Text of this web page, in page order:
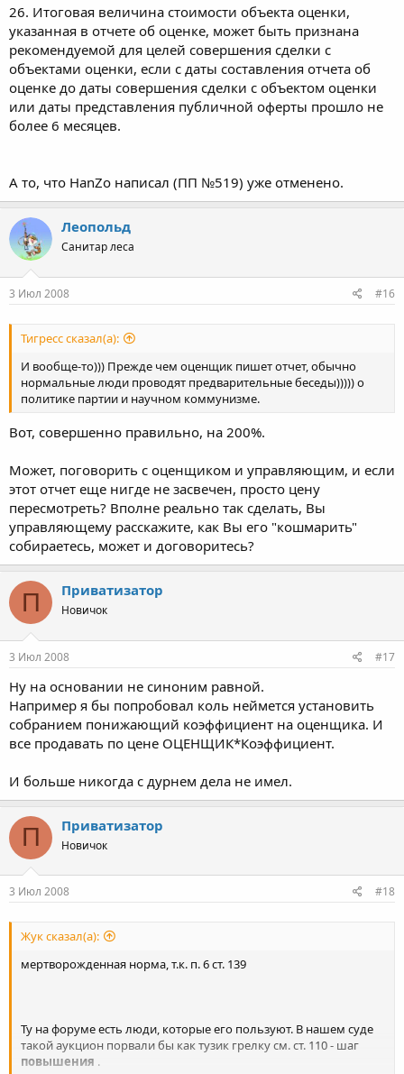
26. Итоговая величина стоимости объекта оценки,
указанная в отчете об оценке, может быть признана
рекомендуемой для целей совершения сделки с
объектами оценки, если с даты составления отчета об
оценке до даты совершения сделки с объектом оценки
или даты представления публичной оферты прошло не
более 6 месяцев.
А то, что HanZo написал (ПП №519) уже отменено.
Леопольд
Санитар леса
3 Июл 2008 #16
Тигресс сказал(а):
И вообще-то))) Прежде чем оценщик пишет отчет, обычно
нормальные люди проводят предварительные беседы))))) о
политике партии и научном коммунизме.
Вот, совершенно правильно, на 200%.
Может, поговорить с оценщиком и управляющим, и если
этот отчет еще нигде не засвечен, просто цену
пересмотреть? Вполне реально так сделать, Вы
управляющему расскажите, как Вы его "кошмарить"
собираетесь, может и договоритесь?
П Приватизатор
Новичок
3 Июл 2008 #17
Ну на основании не синоним равной.
Например я бы попробовал коль неймется установить
собранием понижающий коэффициент на оценщика. И
все продавать по цене ОЦЕНЩИК*Коэффициент.
И больше никогда с дурнем дела не имел.
П Приватизатор
Новичок
3 Июл 2008 #18
Жук сказал(а):
мертворожденная норма, т.к. п. 6 ст. 139
Ту на форуме есть люди, которые его пользуют. В нашем суде
такой аукцион порвали бы как тузик грелку см. ст. 110 - шаг
повышения .